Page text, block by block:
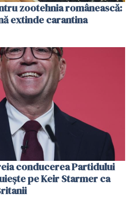
zootehnia românească:
extinde carantina
conducerea Partidului
pe Keir Starmer ca